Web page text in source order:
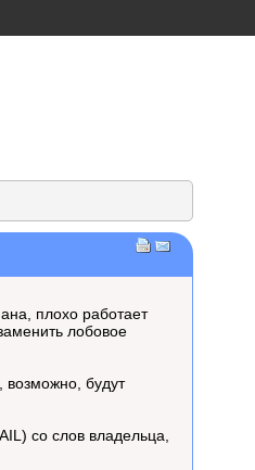
плохо работает
лобовое
возможно, будут
со слов владельца,